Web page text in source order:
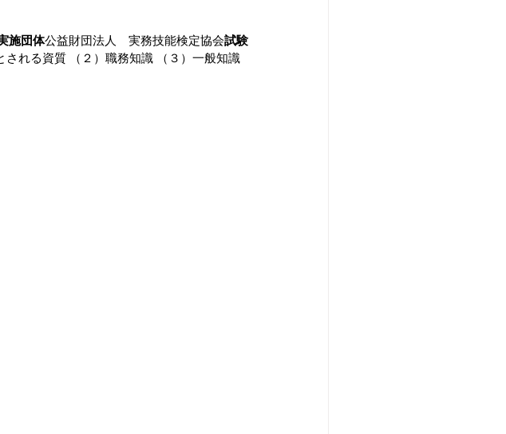
施団体公益財団法人　実務技能検定協会試験
される資質 （２）職務知識 （３）一般知識